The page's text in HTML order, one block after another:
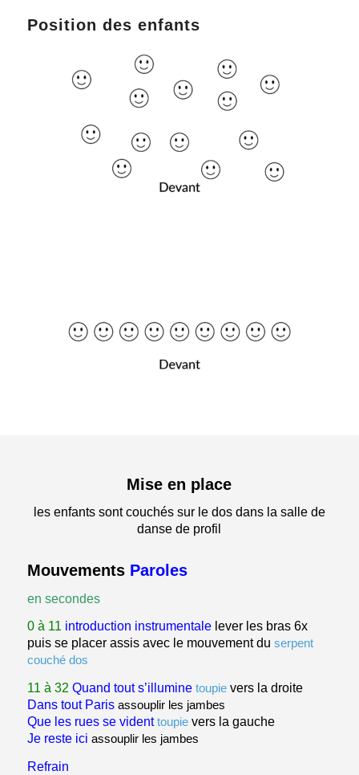
Position des enfants
Mise en place
les enfants sont couchés sur le dos dans la salle de
danse de profil
Mouvements Paroles
en secondes
0 à 11 introduction instrumentalelever les bras 6x
puis se placer assis avec le mouvement du serpent
couché dos
11 à 32 Quand tout s’illuminetoupievers la droite
Dans tout Paris assouplir les jambes
Que les rues se videnttoupievers la gauche
Je reste ici assouplir les jambes
Refrain